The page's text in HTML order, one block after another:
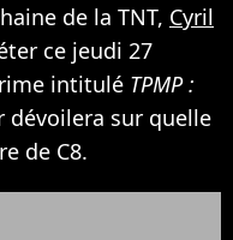
de la TNT, Cyril
ce jeudi 27
intitulé TPMP :
dévoilera sur quelle
de C8.